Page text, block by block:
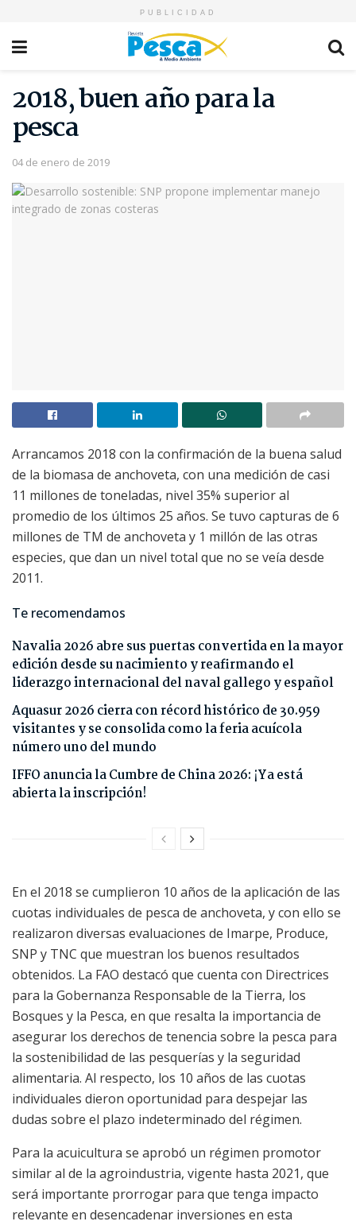
PUBLICIDAD
2018, buen año para la
pesca
04 de enero de 2019
Arrancamos 2018 con la confirmación de la buena salud
de la biomasa de anchoveta, con una medición de casi
11 millones de toneladas, nivel 35% superior al
promedio de los últimos 25 años. Se tuvo capturas de 6
millones de TM de anchoveta y 1 millón de las otras
especies, que dan un nivel total que no se veía desde
2011.
Te recomendamos
Navalia 2026 abre sus puertas convertida en la mayor
edición desde su nacimiento y reafirmando el
liderazgo internacional del naval gallego y español
Aquasur 2026 cierra con récord histórico de 30.959
visitantes y se consolida como la feria acuícola
número uno del mundo
IFFO anuncia la Cumbre de China 2026: ¡Ya está
abierta la inscripción!
En el 2018 se cumplieron 10 años de la aplicación de las
cuotas individuales de pesca de anchoveta, y con ello se
realizaron diversas evaluaciones de Imarpe, Produce,
SNP y TNC que muestran los buenos resultados
obtenidos. La FAO destacó que cuenta con Directrices
para la Gobernanza Responsable de la Tierra, los
Bosques y la Pesca, en que resalta la importancia de
asegurar los derechos de tenencia sobre la pesca para
la sostenibilidad de las pesquerías y la seguridad
alimentaria. Al respecto, los 10 años de las cuotas
individuales dieron oportunidad para despejar las
dudas sobre el plazo indeterminado del régimen.
Para la acuicultura se aprobó un régimen promotor
similar al de la agroindustria, vigente hasta 2021, que
será importante prorrogar para que tenga impacto
relevante en desencadenar inversiones en esta